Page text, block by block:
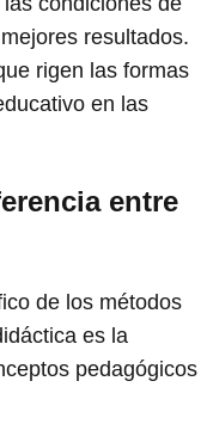
resultados.
rigen las formas
en las
entre
de los métodos
es la
pedagógicos